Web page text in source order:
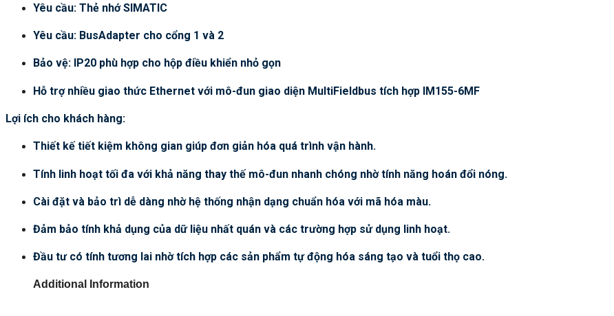
Yêu cầu: Thẻ nhớ SIMATIC
Yêu cầu: BusAdapter cho cổng 1 và 2
Bảo vệ: IP20 phù hợp cho hộp điều khiển nhỏ gọn
Hỗ trợ nhiều giao thức Ethernet với mô-đun giao diện MultiFieldbus tích hợp IM155-6MF
Lợi ích cho khách hàng:
Thiết kế tiết kiệm không gian giúp đơn giản hóa quá trình vận hành.
Tính linh hoạt tối đa với khả năng thay thế mô-đun nhanh chóng nhờ tính năng hoán đổi nóng.
Cài đặt và bảo trì dễ dàng nhờ hệ thống nhận dạng chuẩn hóa với mã hóa màu.
Đảm bảo tính khả dụng của dữ liệu nhất quán và các trường hợp sử dụng linh hoạt.
Đầu tư có tính tương lai nhờ tích hợp các sản phẩm tự động hóa sáng tạo và tuổi thọ cao.
Additional Information